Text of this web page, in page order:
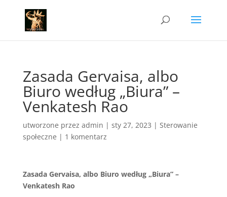
Zasada Gervaisa, albo
Biuro według „Biura” –
Venkatesh Rao
utworzone przez admin | sty 27, 2023 | Sterowanie
społeczne | 1 komentarz
Zasada Gervaisa, albo Biuro według „Biura” –
Venkatesh Rao